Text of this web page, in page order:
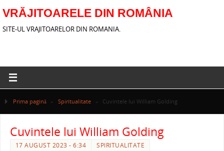
VRĂJITOARELE DIN ROMÂNIA
SITE-UL VRAJITOARELOR DIN ROMANIA.
Prima pagină » Spiritualitate » Cuvintele lui William Golding
Cuvintele lui William Golding
17 AUGUST 2023 - 6:34 SPIRITUALITATE